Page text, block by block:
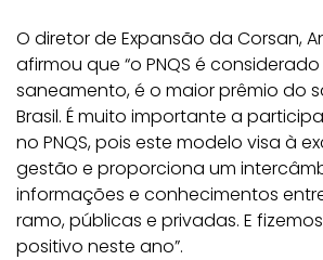
O diretor de Expansão da Corsan,
afirmou que “o PNQS é
saneamento, é o maior prêmio do
Brasil. É muito importante a
no PNQS, pois este modelo visa à
gestão e proporciona um
informações e conhecimentos
ramo, públicas e privadas. E
positivo neste ano”.